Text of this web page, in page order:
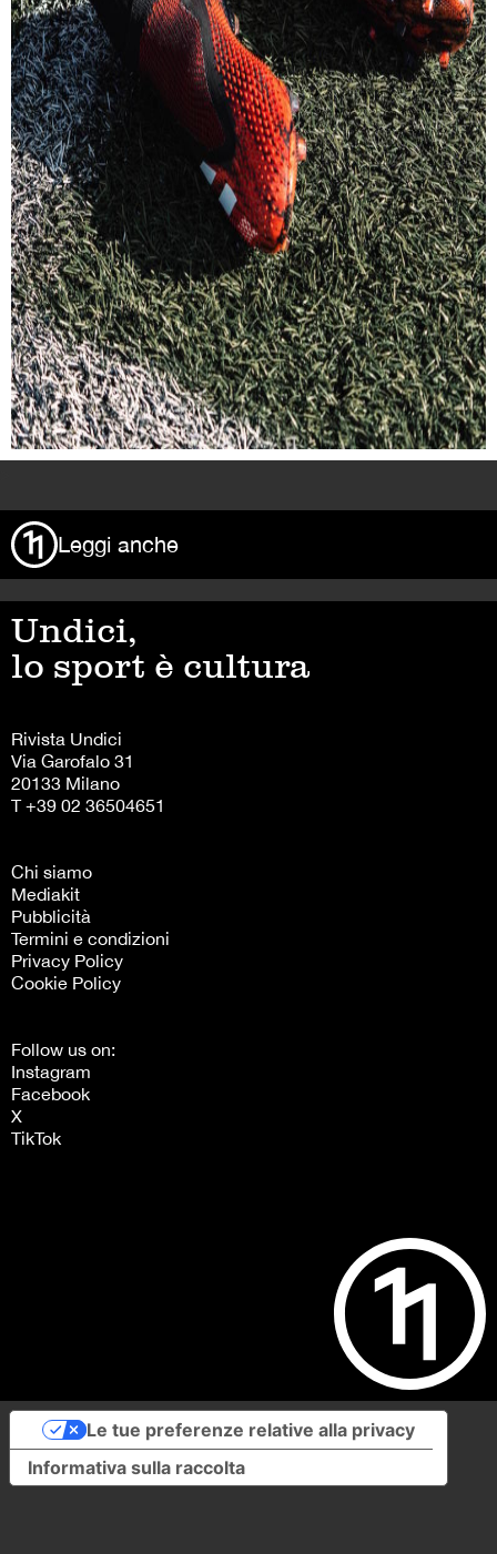
Leggi anche
Undici,
lo sport è cultura
Rivista Undici
Via Garofalo 31
20133 Milano
T +39 02 36504651
Chi siamo
Mediakit
Pubblicità
Termini e condizioni
Privacy Policy
Cookie Policy
Follow us on:
Instagram
Facebook
X
TikTok
Informativa sulla raccolta
Le tue preferenze relative alla privacy